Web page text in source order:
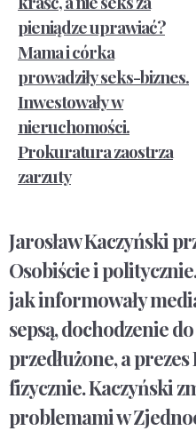
pieniądze uprawiać?
Mama i córka
prowadziły seks-biznes.
Inwestowały w
nieruchomości.
Prokuratura zaostrza
zarzuty
Jarosław Kaczyński
Osobiście i
jak informowały
sepsą, dochodzenie
przedłużone, a
fizycznie. Kaczyński
problemami w